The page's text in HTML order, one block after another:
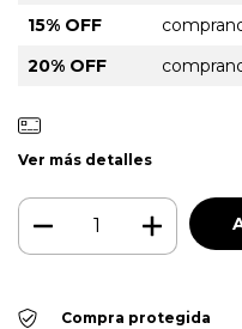
15% OFF
20% OFF
Ver más detalles
Compra protegida